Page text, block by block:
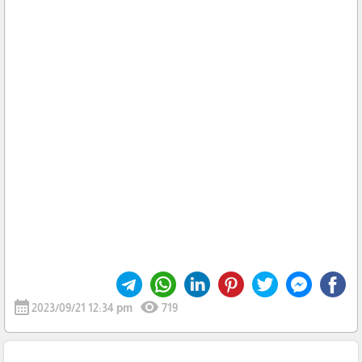
calendar_month2023/09/21 12:34 pm visibility 719